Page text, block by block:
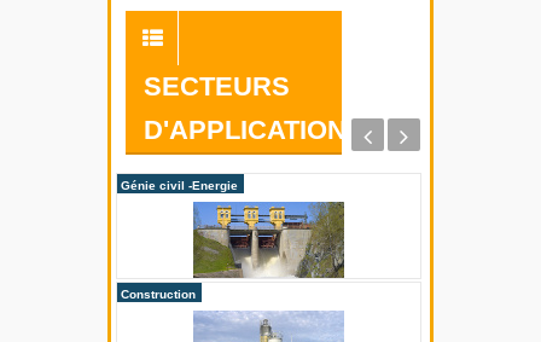
SECTEURS
D'APPLICATION
Génie civil -Energie
Construction